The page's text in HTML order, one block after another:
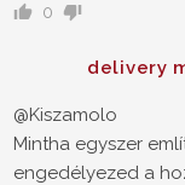
0
delivery
@Kiszamolo
Mintha egyszer
engedélyezed a